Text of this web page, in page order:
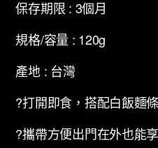
保存期限 : 3個月
規格/容量 : 120g
產地 : 台灣
?打開即食，搭配白飯麵
?攜帶方便出門在外也能